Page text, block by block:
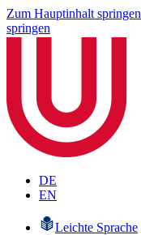
Zum Hauptinhalt springen
springen
DE
EN
Leichte Sprache